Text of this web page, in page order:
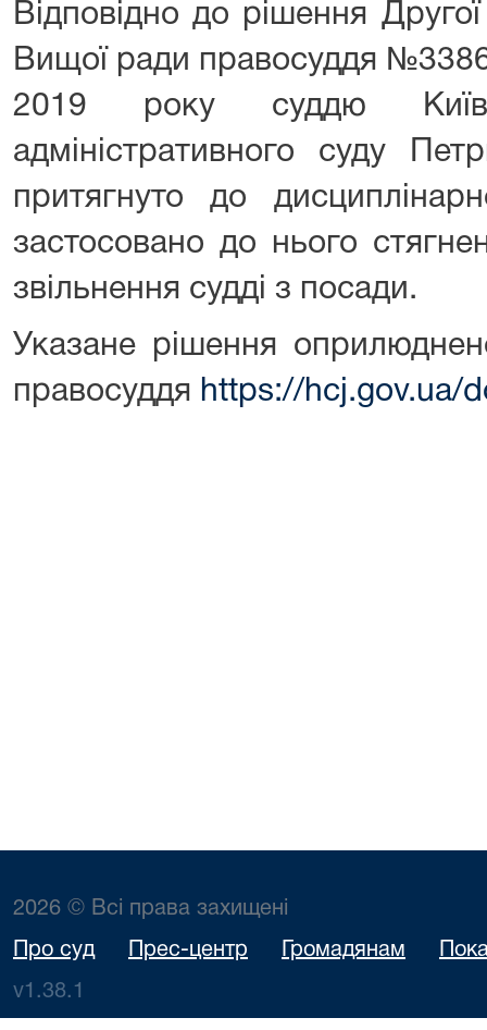
Відповідно до рішення
Вищої ради правосуддя
2019 року суддю
адміністративного суду
притягнуто до
застосовано до нього
звільнення судді з посади.
Указане рішення
правосуддя https://hcj.gov.ua/
2026 © Всі права захищені
Про суд Прес-центр Громадянам
v1.38.1